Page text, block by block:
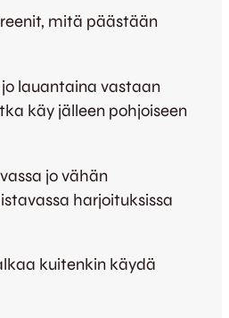
mitä päästään
lauantaina vastaan
käy jälleen pohjoiseen
jo vähän
harjoituksissa
kuitenkin käydä